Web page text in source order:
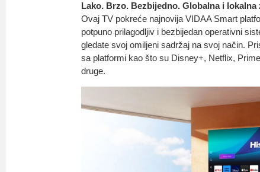
Lako. Brzo. Bezbijedno. Globalna i lokalna
Ovaj TV pokreće najnovija VIDAA Smart
potpuno prilagodljiv i bezbijedan operativni
gledate svoj omiljeni sadržaj na svoj način.
sa platformi kao što su Disney+, Netflix,
druge.